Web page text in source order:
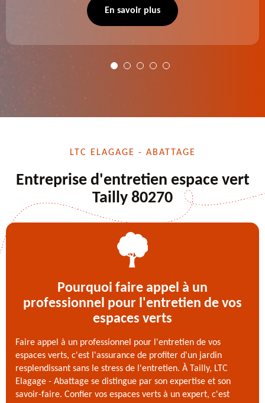
de dessouchage et autre. Devis offert.
En savoir plus
LTC ELAGAGE - ABATTAGE
Entreprise d'entretien espace vert
Tailly 80270
Pourquoi faire appel à un
professionnel pour l'entretien de vos
espaces verts
Faire appel à un professionnel pour l'entretien de vos
espaces verts, c'est l'assurance de profiter d'un jardin
resplendissant sans le stress de l'entretien. À Tailly, LTC
Elagage - Abattage se distingue par son expertise et son
savoir-faire. Confier vos espaces verts à un expert, c'est